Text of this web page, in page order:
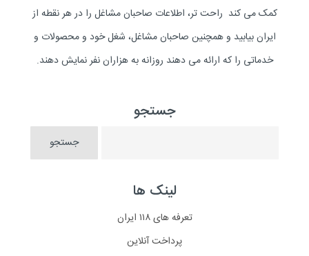
کمک می کند راحت تر، اطلاعات صاحبان مشاغل را در هر نقطه از
ایران بیابید و همچنین صاحبان مشاغل، شغل خود و محصولات و
خدماتی را که ارائه می دهند روزانه به هزاران نفر نمایش دهند.
جستجو
لینک ها
تعرفه های ۱۱۸ ایران
پرداخت آنلاین